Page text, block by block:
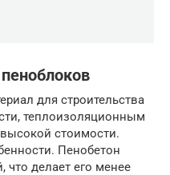
для строительства
теплоизоляционным
стоимости.
Пенобетон
что делает его менее